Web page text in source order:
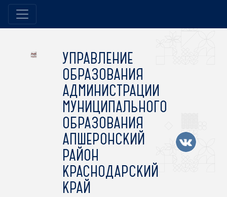
УПРАВЛЕНИЕ
ОБРАЗОВАНИЯ
АДМИНИСТРАЦИИ
МУНИЦИПАЛЬНОГО
ОБРАЗОВАНИЯ
АПШЕРОНСКИЙ
РАЙОН
КРАСНОДАРСКИЙ
КРАЙ